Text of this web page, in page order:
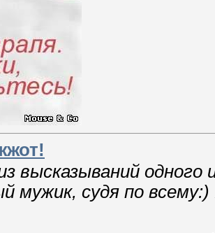
высказываний одного
мужик, судя по